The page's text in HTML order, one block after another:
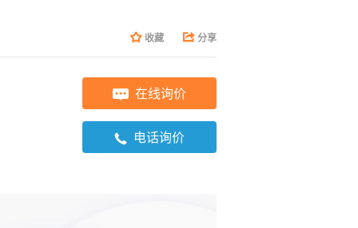
收藏 分享
在线询价
电话询价